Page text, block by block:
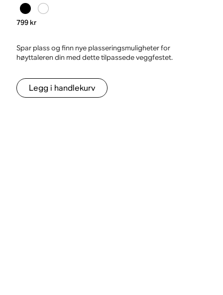
799 kr
Spar plass og finn nye plasseringsmuligheter for
høyttaleren din med dette tilpassede veggfestet.
Legg i handlekurv